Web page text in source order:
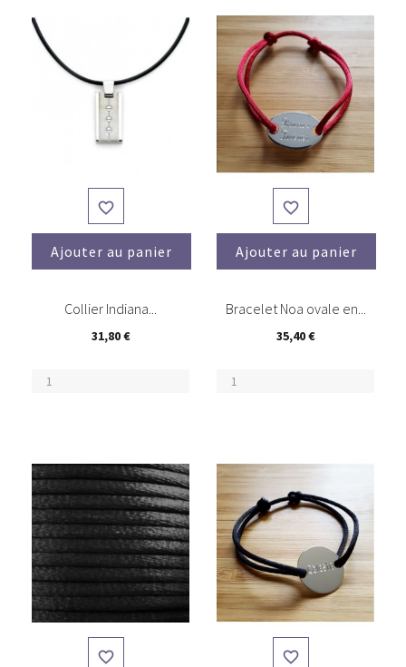

Ajouter au panier
Collier Indiana...
31,80 €

Ajouter au panier
Bracelet Noa ovale en...
35,40 €
 